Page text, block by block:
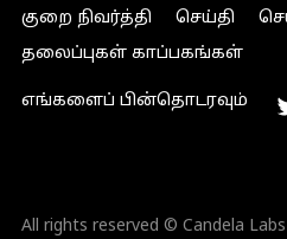
குறை நிவர்த்தி
செய்தி
தலைப்புகள் காப்பகங்கள்
எங்களைப் பின்தொடரவும்
All rights reserved © Candela